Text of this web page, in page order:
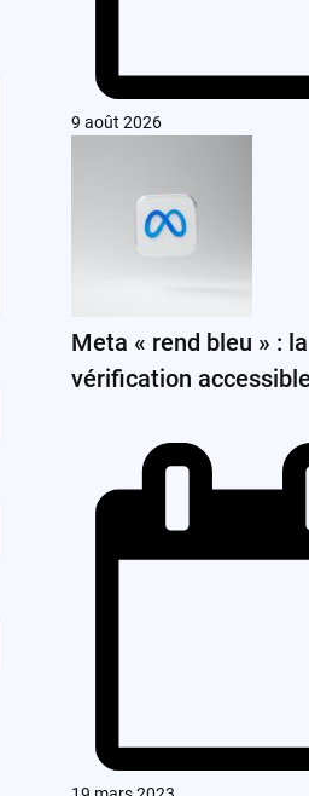
9 août 2026
Meta « rend bleu » : la
vérification